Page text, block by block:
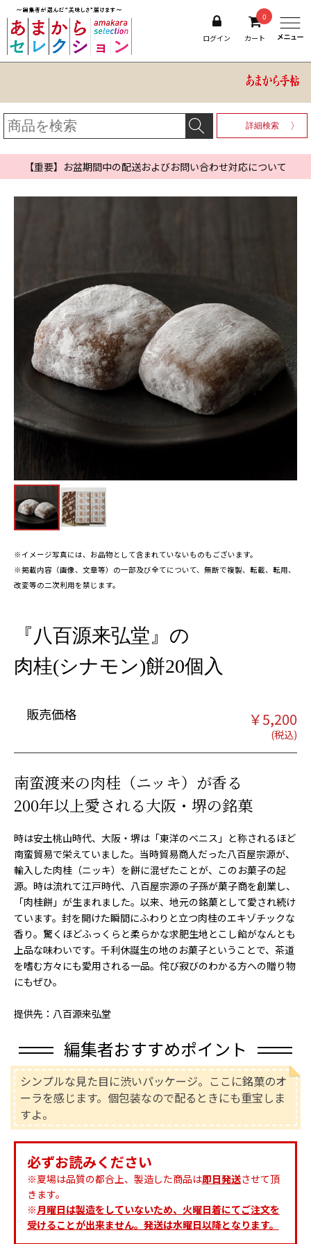
ログイン
0
カート
詳細検索
【重要】お盆期間中の配送およびお問い合わせ対応について
※イメージ写真には、お品物として含まれていないものもございます。
※掲載内容（画像、文章等）の一部及び全てについて、無断で複製、転載、転用、
改変等の二次利用を禁じます。
『八百源来弘堂』の
肉桂(シナモン)餅20個入
販売価格 ￥5,200
南蛮渡来の肉桂（ニッキ）が香る
200年以上愛される大阪・堺の銘菓
時は安土桃山時代、大阪・堺は「東洋のベニス」と称されるほど
南蛮貿易で栄えていました。当時貿易商人だった八百屋宗源が、
輸入した肉桂（ニッキ）を餅に混ぜたことが、このお菓子の起
源。時は流れて江戸時代、八百屋宗源の子孫が菓子商を創業し、
「肉桂餅」が生まれました。以来、地元の銘菓として愛され続け
ています。封を開けた瞬間にふわりと立つ肉桂のエキゾチックな
香り。驚くほどふっくらと柔らかな求肥生地とこし餡がなんとも
上品な味わいです。千利休誕生の地のお菓子ということで、茶道
を嗜む方々にも愛用される一品。侘び寂びのわかる方への贈り物
にもぜひ。
提供先：八百源来弘堂
編集者おすすめポイント
シンプルな見た目に渋いパッケージ。ここに銘菓のオ
ーラを感じます。個包装なので配るときにも重宝しま
すよ。
必ずお読みください
※夏場は品質の都合上、製造した商品は即日発送させて頂
きます。
※月曜日は製造をしていないため、火曜日着にてご注文を
受けることが出来ません。発送は水曜日以降となります。